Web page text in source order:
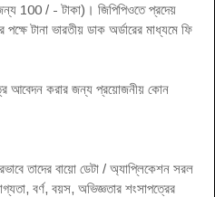
জন্য 100 / - টাকা)। জিপিপিওতে প্রদেয়
টানা ভারতীয় ডাক অর্ডারের মাধ্যমে ফি
আবেদন করার জন্য প্রয়োজনীয় কোন
তাদের বায়ো ডেটা / অ্যাপ্লিকেশন সরল
বর্ণ, বয়স, অভিজ্ঞতার শংসাপত্রের